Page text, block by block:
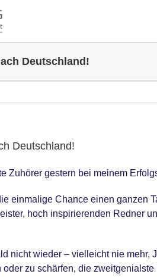
Deutschland!
Deutschland!
Zuhörer gestern bei meinem
einmalige Chance einen ganzen
hoch inspirierenden Redner
nicht wieder – vielleicht nie
oder zu schärfen, die